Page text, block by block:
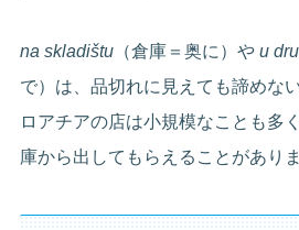
na skladištu （倉庫＝奥に）やu
で）は、品切れに見えても諦めな
ロアチアの店は小規模なことも多
庫から出してもらえることがありま